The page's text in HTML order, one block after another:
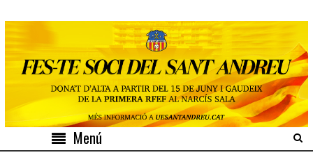
Menú